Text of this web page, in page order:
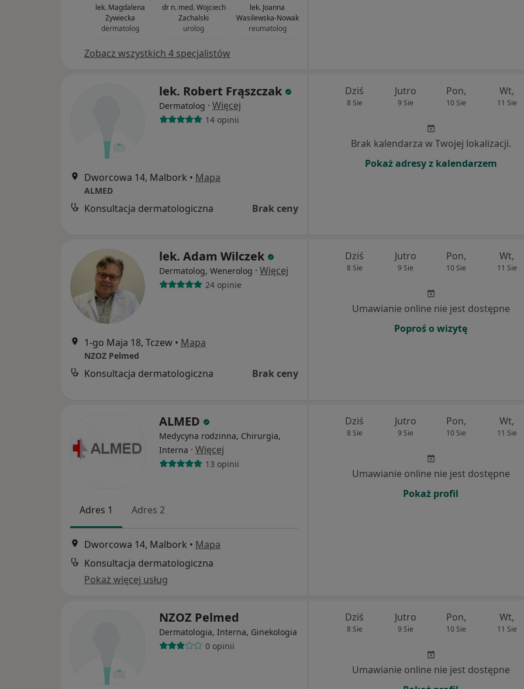
lek. Magdalena
Żywiecka
dermatolog
dr n. med. Wojciech
Zachalski
urolog
lek. Joanna
Wasilewska-Nowak
reumatolog
Zobacz wszystkich 4 specjalistów
lek. Robert Frąszczak
Dermatolog · Więcej
14 opinii
Dworcowa 14, Malbork • Mapa
ALMED
Konsultacja dermatologiczna Brak ceny
Dziś
8 Sie
Jutro
9 Sie
Pon,
10 Sie
Wt,
11 Sie
Brak kalendarza w Twojej lokalizacji.
Pokaż adresy z kalendarzem
lek. Adam Wilczek
Dermatolog, Wenerolog · Więcej
24 opinie
1-go Maja 18, Tczew • Mapa
NZOZ Pelmed
Konsultacja dermatologiczna Brak ceny
Dziś
8 Sie
Jutro
9 Sie
Pon,
10 Sie
Wt,
11 Sie
Umawianie online nie jest dostępne
Poproś o wizytę
ALMED
Medycyna rodzinna, Chirurgia,
Interna · Więcej
13 opinii
Adres 1 Adres 2
Dworcowa 14, Malbork • Mapa
Konsultacja dermatologiczna
Pokaż więcej usług
Dziś
8 Sie
Jutro
9 Sie
Pon,
10 Sie
Wt,
11 Sie
Umawianie online nie jest dostępne
Pokaż profil
NZOZ Pelmed
Dermatologia, Interna, Ginekologia
0 opinii
Dziś
8 Sie
Jutro
9 Sie
Pon,
10 Sie
Wt,
11 Sie
Umawianie online nie jest dostępne